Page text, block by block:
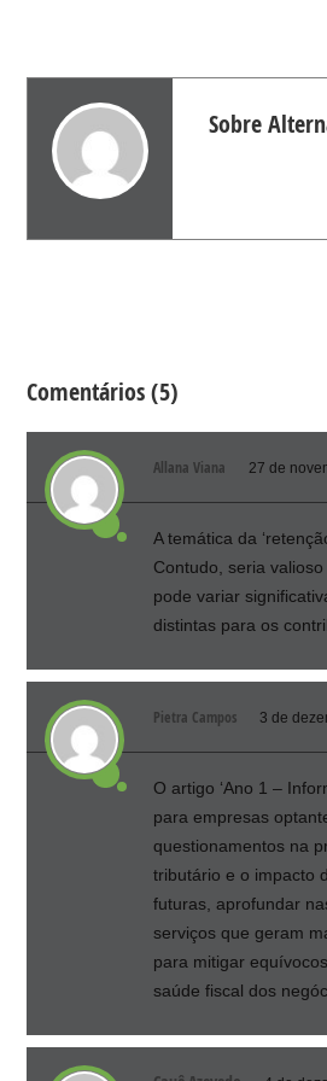
Sobre
Comentários (5)
Allana Viana 27 de
A temática da
Contudo, seria
pode variar
distintas para os
Pietra Campos 3 de
O artigo ‘Ano 1 –
para empresas
questionamentos na
tributário e o impacto
futuras, aprofundar
serviços que geram
para mitigar
saúde fiscal dos